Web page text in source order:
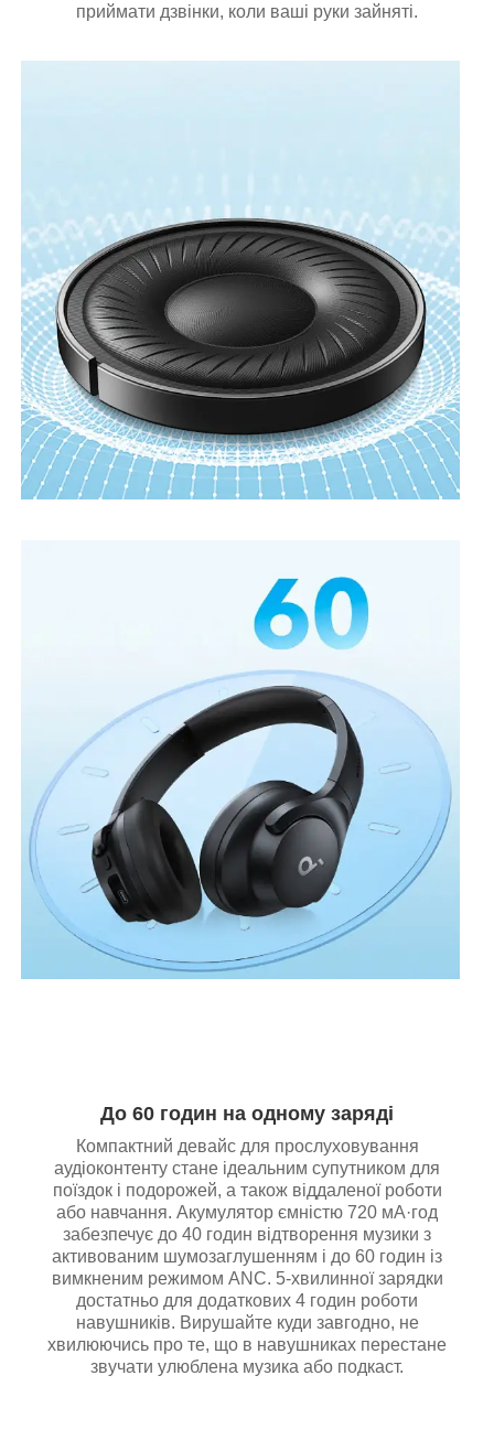
приймати дзвінки, коли ваші руки зайняті.
До 60 годин на одному заряді
Компактний девайс для прослуховування
аудіоконтенту стане ідеальним супутником для
поїздок і подорожей, а також віддаленої роботи
або навчання. Акумулятор ємністю 720 мА·год
забезпечує до 40 годин відтворення музики з
активованим шумозаглушенням і до 60 годин із
вимкненим режимом ANC. 5-хвилинної зарядки
достатньо для додаткових 4 годин роботи
навушників. Вирушайте куди завгодно, не
хвилюючись про те, що в навушниках перестане
звучати улюблена музика або подкаст.